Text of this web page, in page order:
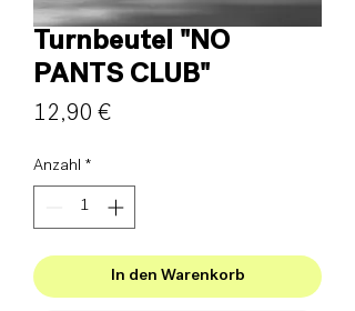
Turnbeutel "NO
PANTS CLUB"
12,90 €Preis
Anzahl *
In den Warenkorb